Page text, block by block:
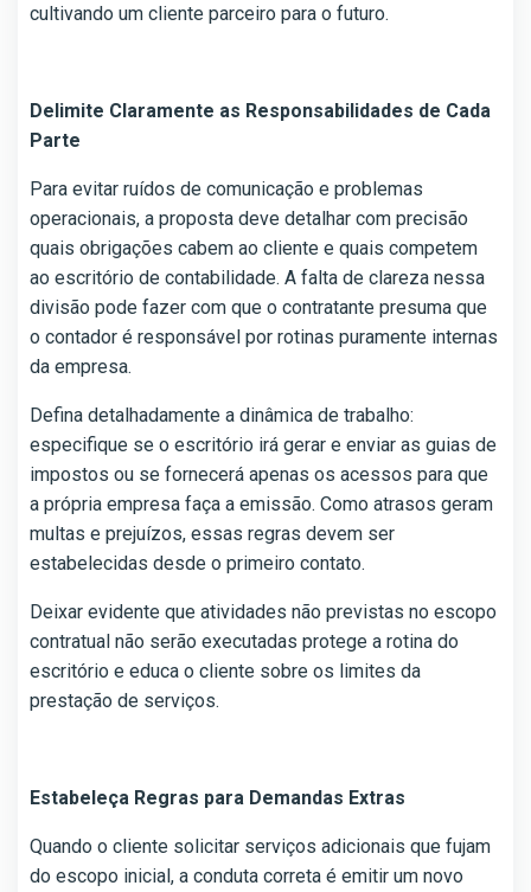
cultivando um cliente parceiro para o futuro.
Delimite Claramente as Responsabilidades de Cada
Parte
Para evitar ruídos de comunicação e problemas
operacionais, a proposta deve detalhar com precisão
quais obrigações cabem ao cliente e quais competem
ao escritório de contabilidade. A falta de clareza nessa
divisão pode fazer com que o contratante presuma que
o contador é responsável por rotinas puramente internas
da empresa.
Defina detalhadamente a dinâmica de trabalho:
especifique se o escritório irá gerar e enviar as guias de
impostos ou se fornecerá apenas os acessos para que
a própria empresa faça a emissão. Como atrasos geram
multas e prejuízos, essas regras devem ser
estabelecidas desde o primeiro contato.
Deixar evidente que atividades não previstas no escopo
contratual não serão executadas protege a rotina do
escritório e educa o cliente sobre os limites da
prestação de serviços.
Estabeleça Regras para Demandas Extras
Quando o cliente solicitar serviços adicionais que fujam
do escopo inicial, a conduta correta é emitir um novo